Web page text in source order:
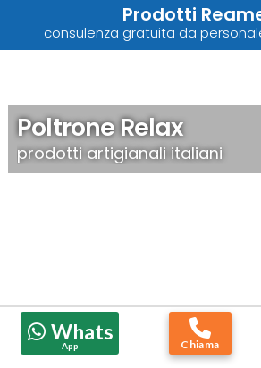
Prodotti
consulenza gratuita da
Poltrone Relax
prodotti artigianali italiani
Letti Ortopedici
Whats
App Chiama